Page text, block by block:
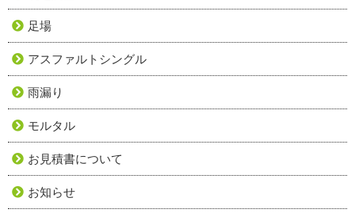
足場
アスファルトシングル
雨漏り
モルタル
お見積書について
お知らせ